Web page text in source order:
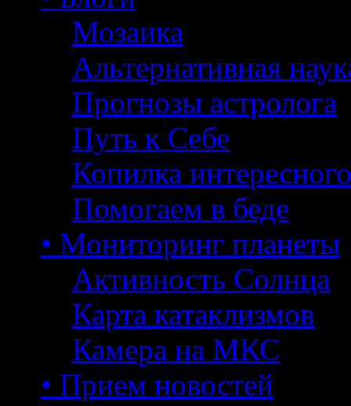
Мозаика
Альтернативная
Прогнозы астролога
Путь к Себе
Копилка интересного
Помогаем в беде
• Мониторинг планеты
Активность Солнца
Карта катаклизмов
Камера на МКС
• Прием новостей